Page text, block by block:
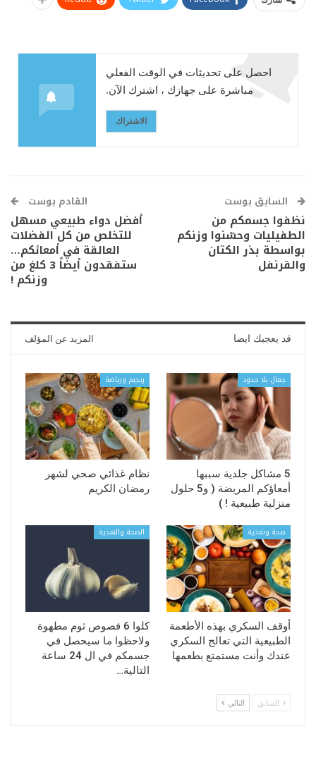
احصل على تحديثات في الوقت الفعلي
مباشرة على جهازك ، اشترك الآن.
الاشتراك
السابق بوست
نظفوا جسمكم من
الطفيليات وحسّنوا وزنكم
بواسطة بذر الكتان
والقرنفل
القادم بوست
أفضل دواء طبيعي مسهل
للتخلص من كل الفضلات
العالقة في أمعائكم…
ستفقدون أيضاً 3 كلغ من
وزنكم !
قد يعجبك ايضا المزيد عن المؤلف
جمال بلا حدود
5 مشاكل جلدية سببها
أمعاؤكم المريضة ( و5 حلول
منزلية طبيعية ! )
ريجيم ورياضة
نظام غذائي صحي لشهر
رمضان الكريم
صحة وتغذية
أوقف السكري بهذه الأطعمة
الطبيعية التي تعالج السكري
عندك وأنت مستمتع بطعمها
الصحة والتغذية
كلوا 6 فصوص ثوم مطهوة
ولاحظوا ما سيحصل في
جسمكم في ال 24 ساعة
التالية…
السابق التالي